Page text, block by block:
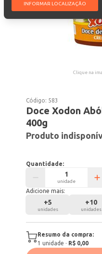
INFORMAR LOCALIZAÇÃO
Clique na
Código: 583
Doce Xodon
400g
Produto
Quantidade:
unidade
Adicione mais:
+5
unidades
+10
unidades
Resumo da compra:
1 unidade · R$ 0,00